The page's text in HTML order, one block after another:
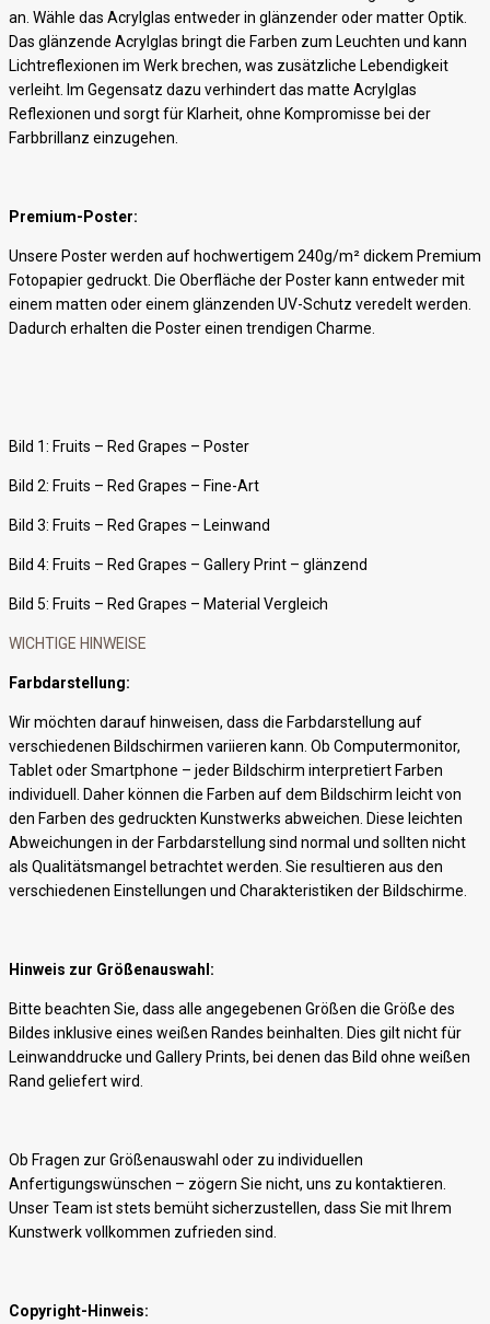
an. Wähle das Acrylglas entweder in glänzender oder matter Optik.
Das glänzende Acrylglas bringt die Farben zum Leuchten und kann
Lichtreflexionen im Werk brechen, was zusätzliche Lebendigkeit
verleiht. Im Gegensatz dazu verhindert das matte Acrylglas
Reflexionen und sorgt für Klarheit, ohne Kompromisse bei der
Farbbrillanz einzugehen.
Premium-Poster:
Unsere Poster werden auf hochwertigem 240g/m² dickem Premium
Fotopapier gedruckt. Die Oberfläche der Poster kann entweder mit
einem matten oder einem glänzenden UV-Schutz veredelt werden.
Dadurch erhalten die Poster einen trendigen Charme.
Bild 1: Fruits – Red Grapes – Poster
Bild 2: Fruits – Red Grapes – Fine-Art
Bild 3: Fruits – Red Grapes – Leinwand
Bild 4: Fruits – Red Grapes – Gallery Print – glänzend
Bild 5: Fruits – Red Grapes – Material Vergleich
WICHTIGE HINWEISE
Farbdarstellung:
Wir möchten darauf hinweisen, dass die Farbdarstellung auf
verschiedenen Bildschirmen variieren kann. Ob Computermonitor,
Tablet oder Smartphone – jeder Bildschirm interpretiert Farben
individuell. Daher können die Farben auf dem Bildschirm leicht von
den Farben des gedruckten Kunstwerks abweichen. Diese leichten
Abweichungen in der Farbdarstellung sind normal und sollten nicht
als Qualitätsmangel betrachtet werden. Sie resultieren aus den
verschiedenen Einstellungen und Charakteristiken der Bildschirme.
Hinweis zur Größenauswahl:
Bitte beachten Sie, dass alle angegebenen Größen die Größe des
Bildes inklusive eines weißen Randes beinhalten. Dies gilt nicht für
Leinwanddrucke und Gallery Prints, bei denen das Bild ohne weißen
Rand geliefert wird.
Ob Fragen zur Größenauswahl oder zu individuellen
Anfertigungswünschen – zögern Sie nicht, uns zu kontaktieren.
Unser Team ist stets bemüht sicherzustellen, dass Sie mit Ihrem
Kunstwerk vollkommen zufrieden sind.
Copyright-Hinweis: